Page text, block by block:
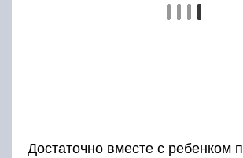
Достаточно вместе с ребенком